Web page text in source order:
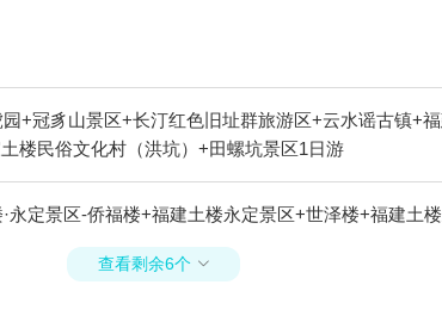
+冠豸山景区+长汀红色旧址群旅游区+云水谣古镇+
楼民俗文化村（洪坑）+田螺坑景区1日游
定景区-侨福楼+福建土楼永定景区+世泽楼+福建土
查看剩余6个 